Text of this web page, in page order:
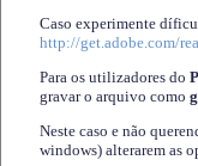
Caso experimente
http://get.adobe.com/
Para os utilizadores do
gravar o arquivo como
Neste caso e não
windows) alterarem as